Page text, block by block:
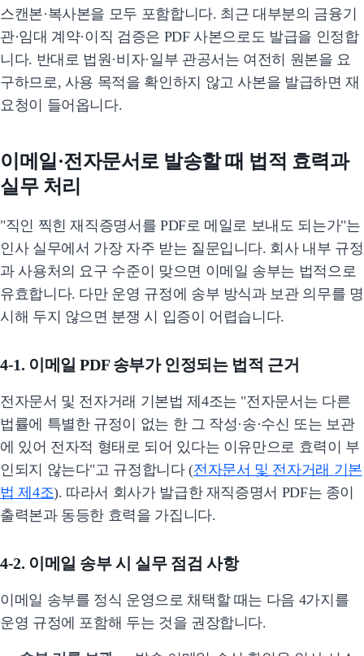
스캔본·복사본을 모두 포함합니다. 최근 대부분의 금융기
관·임대 계약·이직 검증은 PDF 사본으로도 발급을 인정합
니다. 반대로 법원·비자·일부 관공서는 여전히 원본을 요
구하므로, 사용 목적을 확인하지 않고 사본을 발급하면 재
요청이 들어옵니다.
이메일·전자문서로 발송할 때 법적 효력과
실무 처리
"직인 찍힌 재직증명서를 PDF로 메일로 보내도 되는가"는
인사 실무에서 가장 자주 받는 질문입니다. 회사 내부 규정
과 사용처의 요구 수준이 맞으면 이메일 송부는 법적으로
유효합니다. 다만 운영 규정에 송부 방식과 보관 의무를 명
시해 두지 않으면 분쟁 시 입증이 어렵습니다.
4-1. 이메일 PDF 송부가 인정되는 법적 근거
전자문서 및 전자거래 기본법 제4조는 "전자문서는 다른
법률에 특별한 규정이 없는 한 그 작성·송·수신 또는 보관
에 있어 전자적 형태로 되어 있다는 이유만으로 효력이 부
인되지 않는다"고 규정합니다 (전자문서 및 전자거래 기본
법 제4조). 따라서 회사가 발급한 재직증명서 PDF는 종이
출력본과 동등한 효력을 가집니다.
4-2. 이메일 송부 시 실무 점검 사항
이메일 송부를 정식 운영으로 채택할 때는 다음 4가지를
운영 규정에 포함해 두는 것을 권장합니다.